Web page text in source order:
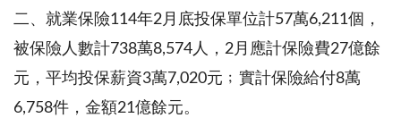
二、就業保險114年2月底投保單位計57萬6,211個，
被保險人數計738萬8,574人，2月應計保險費27億餘
元，平均投保薪資3萬7,020元﹔實計保險給付8萬
6,758件，金額21億餘元。